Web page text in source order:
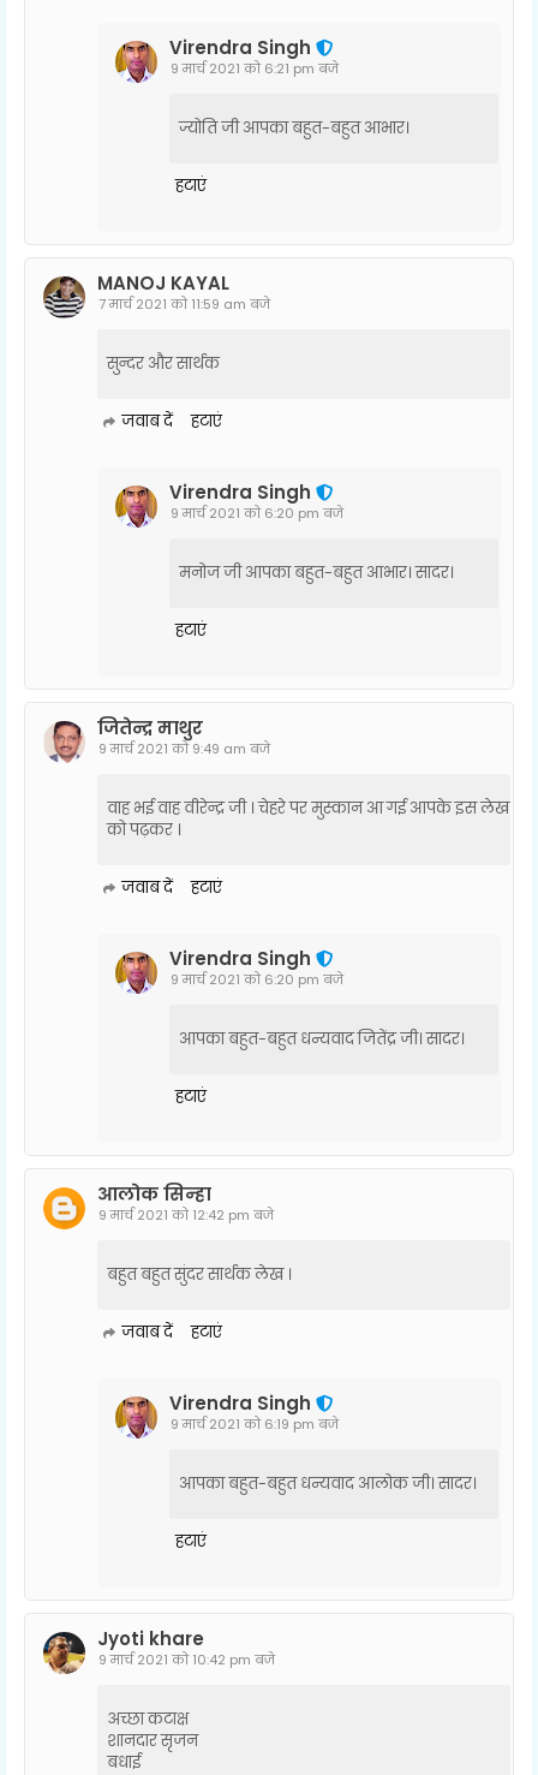
Virendra Singh
9 मार्च 2021 को 6:21 pm बजे
ज्योति जी आपका बहुत-बहुत आभार।
हटाएं
MANOJ KAYAL
7 मार्च 2021 को 11:59 am बजे
सुन्दर और सार्थक
जवाब दें हटाएं
Virendra Singh
9 मार्च 2021 को 6:20 pm बजे
मनोज जी आपका बहुत-बहुत आभार। सादर।
हटाएं
जितेन्द्र माथुर
9 मार्च 2021 को 9:49 am बजे
वाह भई वाह वीरेन्द्र जी । चेहरे पर मुस्कान आ गई आपके इस लेख
को पढ़कर ।
जवाब दें हटाएं
Virendra Singh
9 मार्च 2021 को 6:20 pm बजे
आपका बहुत-बहुत धन्यवाद जितेंद्र जी। सादर।
हटाएं
आलोक सिन्हा
9 मार्च 2021 को 12:42 pm बजे
बहुत बहुत सुंदर सार्थक लेख ।
जवाब दें हटाएं
Virendra Singh
9 मार्च 2021 को 6:19 pm बजे
आपका बहुत-बहुत धन्यवाद आलोक जी। सादर।
हटाएं
Jyoti khare
9 मार्च 2021 को 10:42 pm बजे
अच्छा कटाक्ष
शानदार सृजन
बधाई